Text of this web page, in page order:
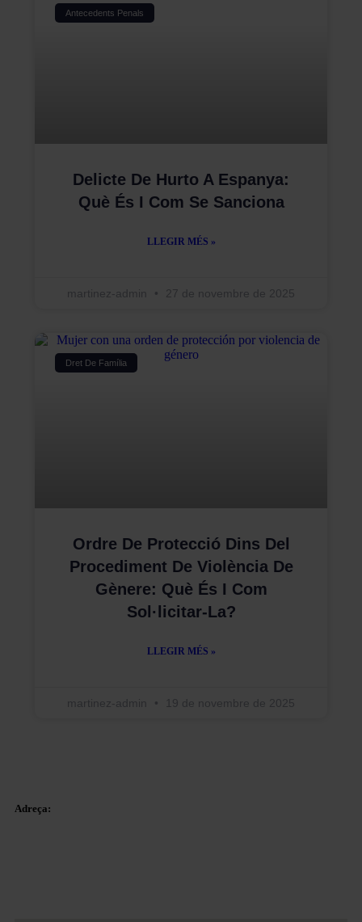
Antecedents Penals
Delicte De Hurto A Espanya:
Què És I Com Se Sanciona
LLEGIR MÉS »
martinez-admin 27 de novembre de 2025
Dret De Família
Ordre De Protecció Dins Del
Procediment De Violència De
Gènere: Què És I Com
Sol·licitar-La?
LLEGIR MÉS »
martinez-admin 19 de novembre de 2025
Adreça: